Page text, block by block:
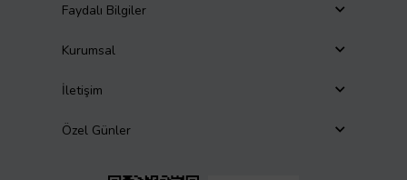
Faydalı Bilgiler
Kurumsal
İletişim
Özel Günler